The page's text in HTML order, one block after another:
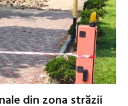
din zona străzii